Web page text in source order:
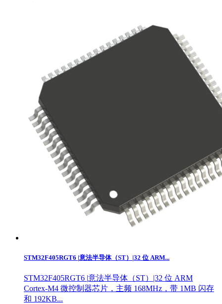
‌STM32F405RGT6 |意法半导体（ST）|32 位 ARM...
STM32F405RGT6 |意法半导体（ST）|32 位 ARM
Cortex-M4 微控制器芯片‌，主频 168MHz，带 1MB 闪存
和 192KB...